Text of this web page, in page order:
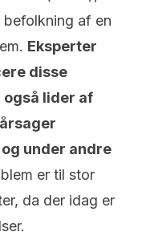
af en
Eksperter
disse
også lider af
under andre
er til stor
da der idag er